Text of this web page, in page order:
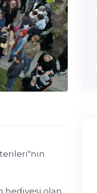
hediyesi olan